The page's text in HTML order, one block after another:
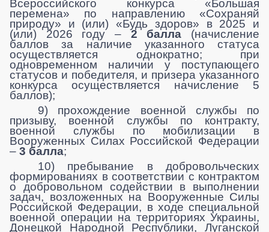
Всероссийского конкурса «Большая
перемена» по направлению «Сохраняй
природу» и (или) «Будь здоров» в 2025 и
(или) 2026 году –2 балла (начисление
баллов за наличие указанного статуса
осуществляется однократно; при
одновременном наличии у поступающего
статусов и победителя, и призера указанного
конкурса осуществляется начисление 5
баллов);
9) прохождение военной службы по
призыву, военной службы по контракту,
военной службы по мобилизации в
Вооруженных Силах Российской Федерации
– 3 балла;
10) пребывание в добровольческих
формированиях в соответствии с контрактом
о добровольном содействии в выполнении
задач, возложенных на Вооруженные Силы
Российской Федерации, в ходе специальной
военной операции на территориях Украины,
Донецкой Народной Республики, Луганской